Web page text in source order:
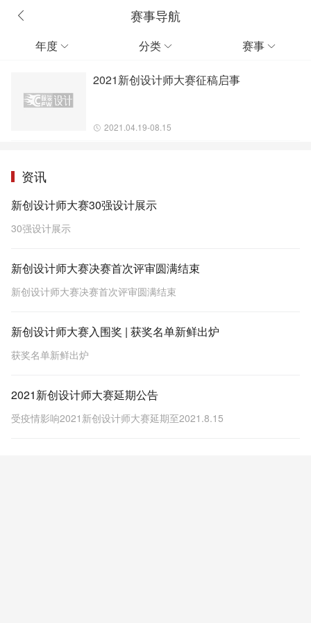
赛事导航
年度  分类  赛事 
2021新创设计师大赛征稿启事
2021.04.19-08.15
资讯
新创设计师大赛30强设计展示
30强设计展示
新创设计师大赛决赛首次评审圆满结束
新创设计师大赛决赛首次评审圆满结束
新创设计师大赛入围奖 | 获奖名单新鲜出炉
获奖名单新鲜出炉
2021新创设计师大赛延期公告
受疫情影响2021新创设计师大赛延期至2021.8.15